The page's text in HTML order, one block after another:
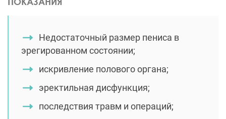
Недостаточный размер пениса в
эрегированном состоянии;
искривление полового органа;
эректильная дисфункция;
последствия травм и операций;